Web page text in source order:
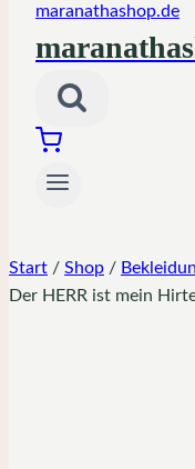
Start / Shop /
Der HERR ist mein